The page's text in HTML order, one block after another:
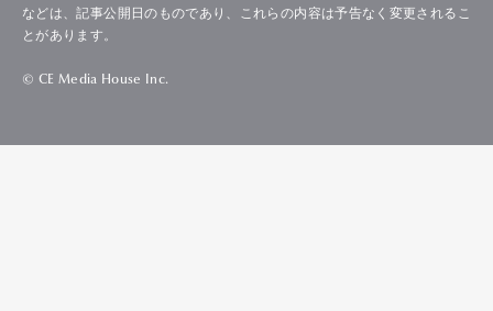
などは、記事公開日のものであり、これらの内容は予告なく変更されるこ
とがあります。
© CE Media House Inc.